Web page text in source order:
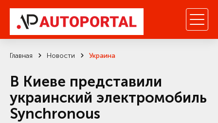
Главная Новости Украина
В Киеве представили
украинский электромобиль
Synchronous